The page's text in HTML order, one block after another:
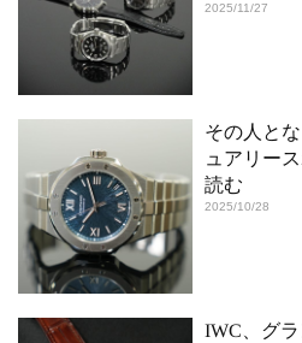
2025/11/27
その人と
ュアリー
読む
2025/10/28
IWC、グ